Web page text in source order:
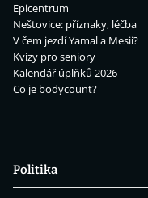
Epicentrum
Neštovice: příznaky, léčba
V čem jezdí Yamal a Mesii?
Kvízy pro seniory
Kalendář úplňků 2026
Co je bodycount?
Politika